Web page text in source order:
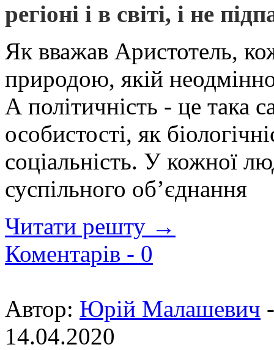
регіоні і в світі, і не
Як вважав Аристотель,
природою, якій неодмінно
А політичність - це така
особистості, як
соціальність. У кожної
суспільного об’єднання
Читати решту →
Коментарів - 0
Автор: Юрій Малашевич
14.04.2020